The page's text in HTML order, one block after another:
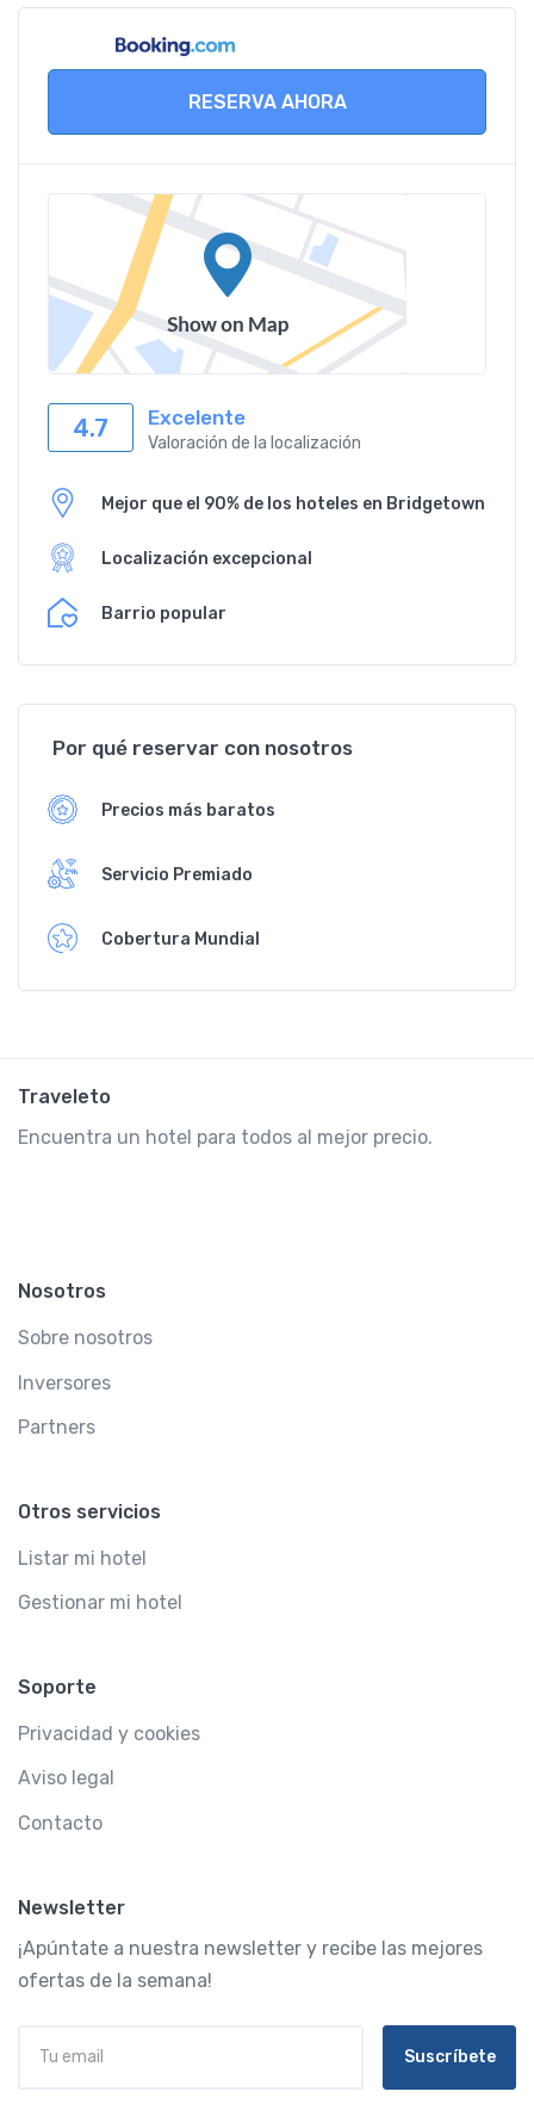
RESERVA AHORA
4.7 Excelente
Valoración de la localización
Mejor que el 90% de los hoteles en Bridgetown
Localización excepcional
Barrio popular
Por qué reservar con nosotros
Precios más baratos
Servicio Premiado
Cobertura Mundial
Traveleto
Encuentra un hotel para todos al mejor precio.
Nosotros
Sobre nosotros
Inversores
Partners
Otros servicios
Listar mi hotel
Gestionar mi hotel
Soporte
Privacidad y cookies
Aviso legal
Contacto
Newsletter
¡Apúntate a nuestra newsletter y recibe las mejores
ofertas de la semana!
Suscríbete